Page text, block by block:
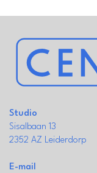
Studio
Sisalbaan 13
2352 AZ Leiderdorp
E-mail